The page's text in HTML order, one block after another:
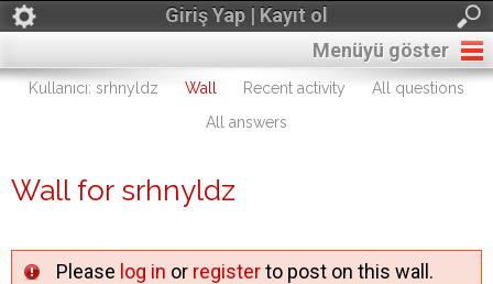
Giriş Yap | Kayıt ol
Menüyü göster
Kullanıcı: srhnyldz Wall Recent activity
All questions
All answers
Wall for srhnyldz
Please log in or registerto post on this wall.